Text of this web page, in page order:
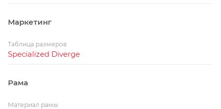
Маркетинг
Таблица размеров
Specialized Diverge
Рама
Материал рамы